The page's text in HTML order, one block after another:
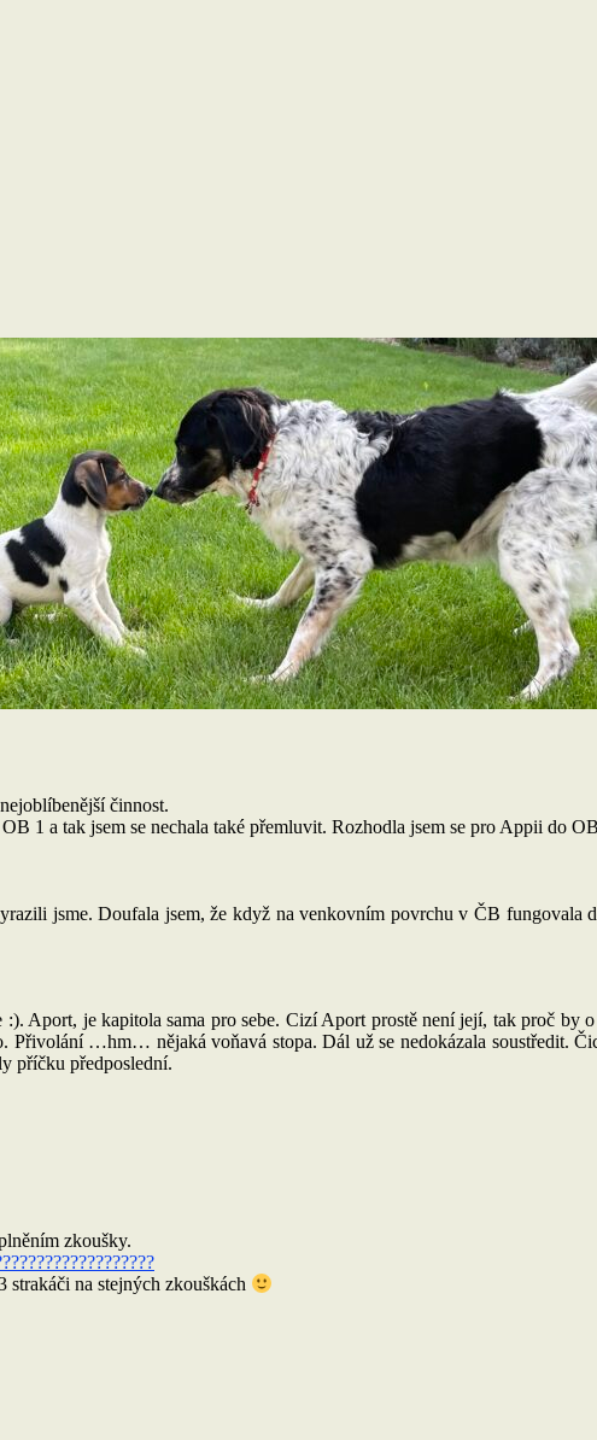
činnost.
1 a tak jsem se nechala také přemluvit. Rozhodla jsem se pro Appii do
jsme. Doufala jsem, že když na venkovním povrchu v ČB
Aport, je kapitola sama pro sebe. Cizí Aport prostě není její, tak proč by
Přivolání …hm… nějaká voňavá stopa. Dál už se nedokázala soustředit.
příčku předposlední.
zkoušky.
na stejných zkouškách